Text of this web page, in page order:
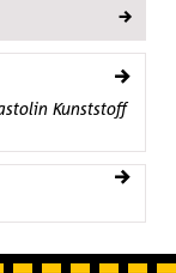
Kunststoff